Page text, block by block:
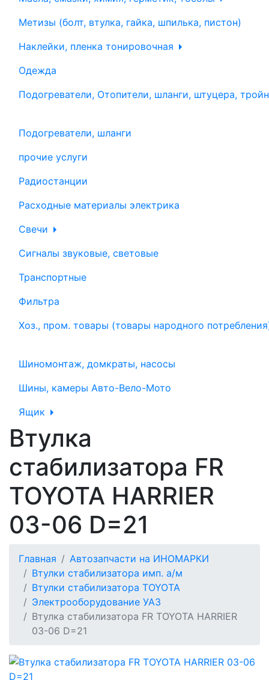
Метизы (болт, втулка, гайка, шпилька, пистон)
Наклейки, пленка тонировочная
Одежда
Подогреватели, Отопители, шланги, штуцера,
Подогреватели, шланги
прочие услуги
Радиостанции
Расходные материалы электрика
Свечи
Сигналы звуковые, световые
Транспортные
Фильтра
Хоз., пром. товары (товары народного
Шиномонтаж, домкраты, насосы
Шины, камеры Авто-Вело-Мото
Ящик
Втулка
стабилизатора FR
TOYOTA HARRIER
03-06 D=21
Главная
Автозапчасти на ИНОМАРКИ
Втулки стабилизатора имп. а/м
Втулки стабилизатора TOYOTA
Электрооборудование УАЗ
Втулка стабилизатора FR TOYOTA HARRIER
03-06 D=21